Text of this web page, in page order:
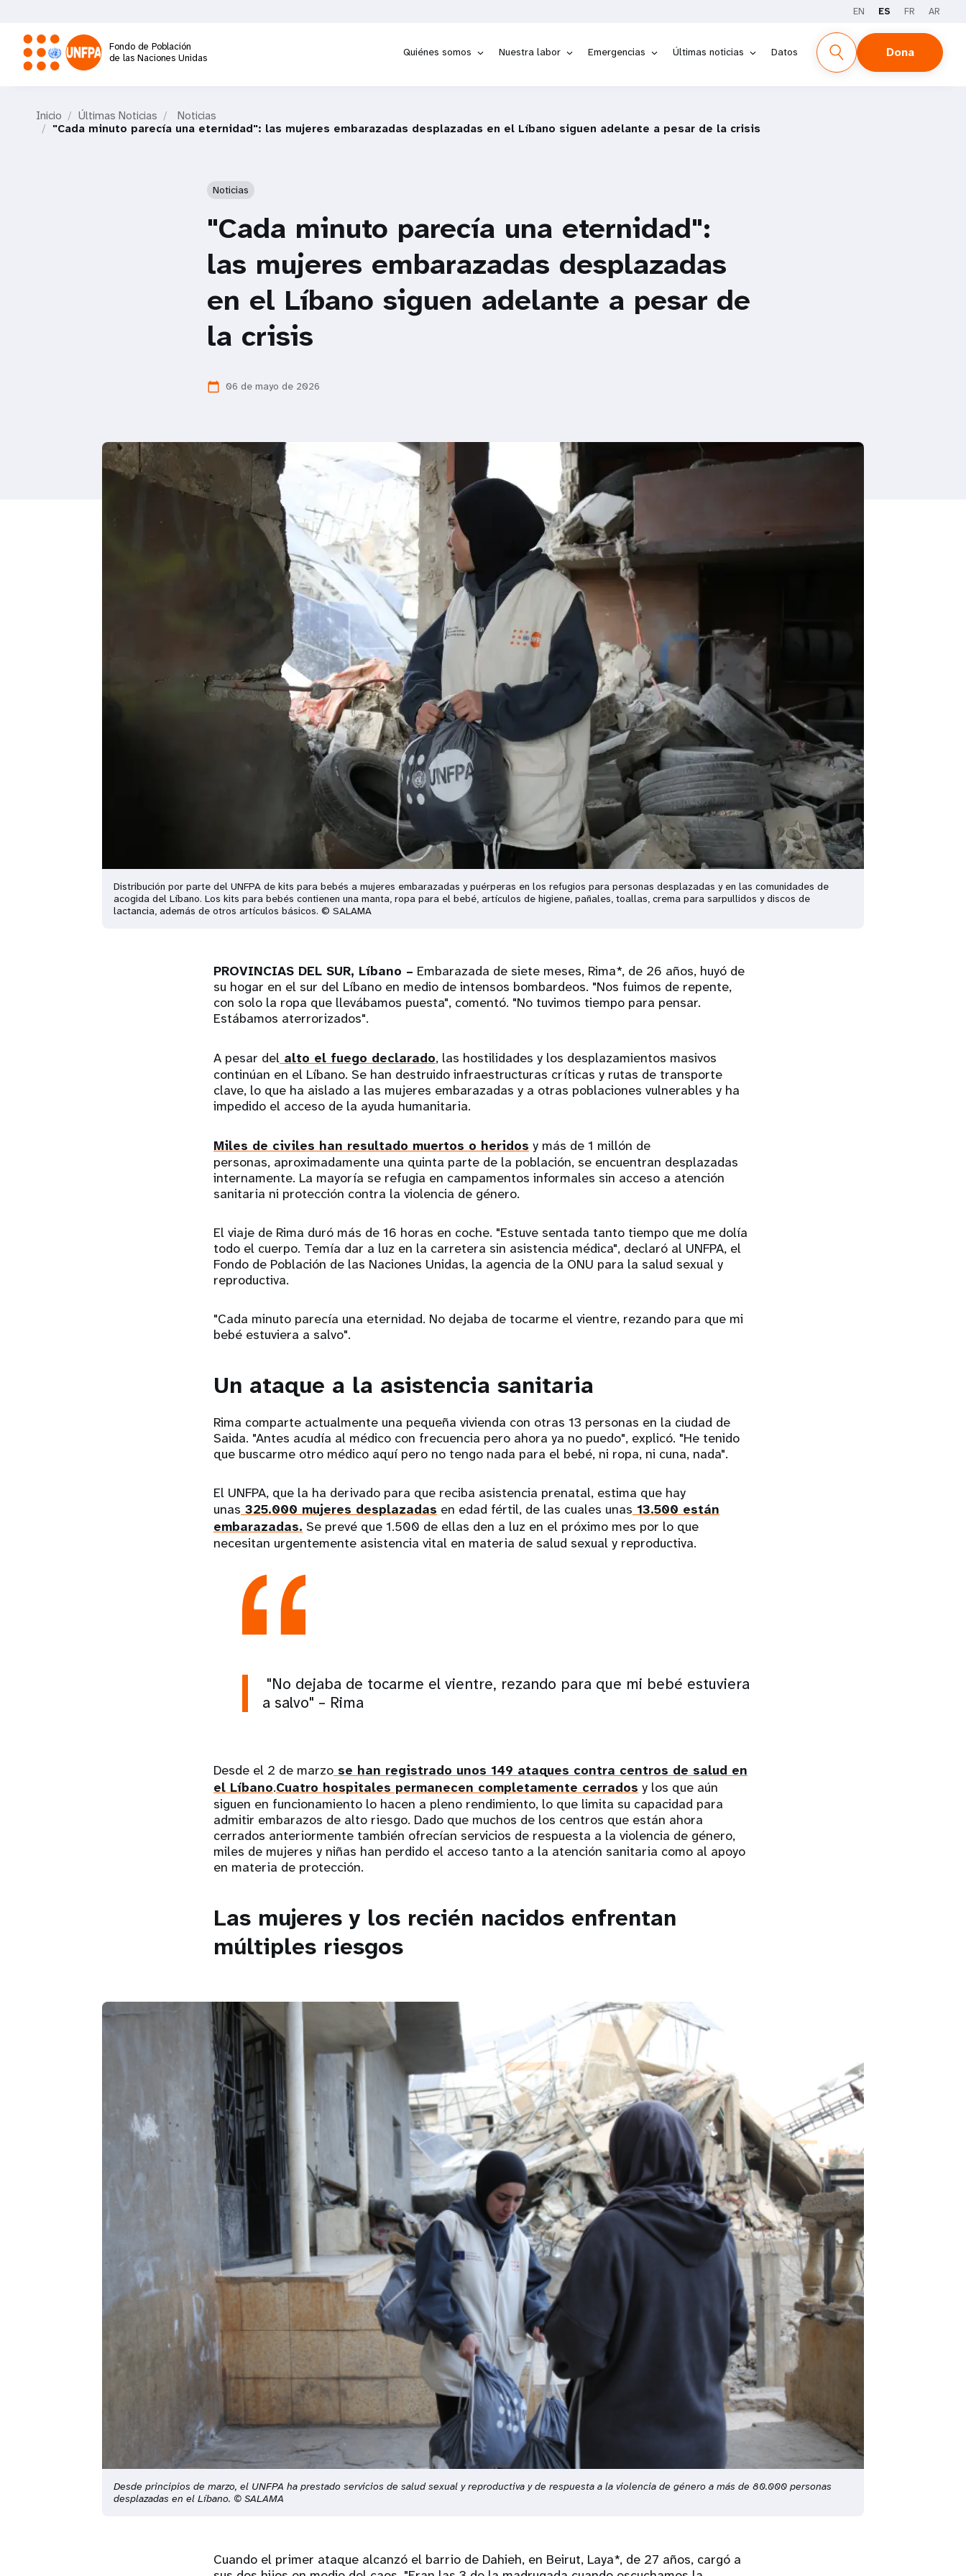
contenido
principal
EN ES FR AR
Fondo de Población
de las Naciones Unidas
Quiénes somos Nuestra labor Emergencias Últimas noticias Datos Dona
Inicio Últimas Noticias
Noticias
"Cada minuto parecía una eternidad": las mujeres embarazadas desplazadas en el Líbano siguen adelante a pesar de la crisis
Noticias
"Cada minuto parecía una eternidad":
las mujeres embarazadas desplazadas
en el Líbano siguen adelante a pesar de
la crisis
calendar_today 06 de mayo de 2026
󠀰Distribución por parte del UNFPA de kits para bebés a mujeres embarazadas y puérperas en los refugios para personas desplazadas y en las comunidades de
acogida del Líbano. Los kits para bebés contienen una manta, ropa para el bebé, artículos de higiene, pañales, toallas, crema para sarpullidos y discos de
lactancia, además de otros artículos básicos. © SALAMA󠀲󠀢󠀳
PROVINCIAS DEL SUR, Líbano – Embarazada de siete meses, Rima*, de 26 años, huyó de
su hogar en el sur del Líbano en medio de intensos bombardeos. "Nos fuimos de repente,
con solo la ropa que llevábamos puesta", comentó. "No tuvimos tiempo para pensar.
Estábamos aterrorizados".
A pesar del alto el fuego declarado, las hostilidades y los desplazamientos masivos
continúan en el Líbano. Se han destruido infraestructuras críticas y rutas de transporte
clave, lo que ha aislado a las mujeres embarazadas y a otras poblaciones vulnerables y ha
impedido el acceso de la ayuda humanitaria.
Miles de civiles han resultado muertos o heridos y más de 1 millón de
personas, aproximadamente una quinta parte de la población, se encuentran desplazadas
internamente. La mayoría se refugia en campamentos informales sin acceso a atención
sanitaria ni protección contra la violencia de género.
El viaje de Rima duró más de 16 horas en coche. "Estuve sentada tanto tiempo que me dolía
todo el cuerpo. Temía dar a luz en la carretera sin asistencia médica", declaró al UNFPA, el
Fondo de Población de las Naciones Unidas, la agencia de la ONU para la salud sexual y
reproductiva.
"Cada minuto parecía una eternidad. No dejaba de tocarme el vientre, rezando para que mi
bebé estuviera a salvo".
󠀰Un ataque a la asistencia sanitaria󠀲󠀡󠀧󠀳
󠀰Rima comparte actualmente una pequeña vivienda con otras 13 personas en la ciudad de
Saida. "Antes acudía al médico con frecuencia pero ahora ya no puedo", explicó. "He tenido
que buscarme otro médico aquí pero no tengo nada para el bebé, ni ropa, ni cuna, nada".
El UNFPA, que la ha derivado para que reciba asistencia prenatal, estima que hay
unas 325.000 mujeres desplazadas en edad fértil, de las cuales unas 13.500 están
embarazadas. Se prevé que 1.500 de ellas den a luz en el próximo mes por lo que
necesitan urgentemente asistencia vital en materia de salud sexual y reproductiva.
"No dejaba de tocarme el vientre, rezando para que mi bebé estuviera
a salvo" – Rima󠀲󠀢󠀣󠀳
Desde el 2 de marzo se han registrado unos 149 ataques contra centros de salud en
el Líbano.Cuatro hospitales permanecen completamente cerrados y los que aún
siguen en funcionamiento lo hacen a pleno rendimiento, lo que limita su capacidad para
admitir embarazos de alto riesgo. Dado que muchos de los centros que están ahora
cerrados anteriormente también ofrecían servicios de respuesta a la violencia de género,
miles de mujeres y niñas han perdido el acceso tanto a la atención sanitaria como al apoyo
en materia de protección.
Las mujeres y los recién nacidos enfrentan
múltiples riesgos
Desde principios de marzo, el UNFPA ha prestado servicios de salud sexual y reproductiva y de respuesta a la violencia de género a más de 80.000 personas
desplazadas en el Líbano. ©󠀲󠀢󠀨󠀳 SALAMA󠀲󠀢󠀳
Cuando el primer ataque alcanzó el barrio de Dahieh, en Beirut, Laya*, de 27 años, cargó a